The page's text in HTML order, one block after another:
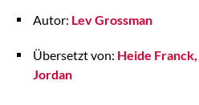
Übersetzt von: Heide Franck
Jordan
Autor: Lev Grossman